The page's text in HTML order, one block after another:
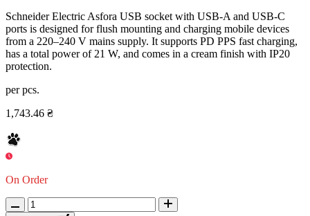
Schneider Electric Asfora USB socket with USB-A and USB-C
ports is designed for flush mounting and charging mobile devices
from a 220–240 V mains supply. It supports PD PPS fast charging,
has a total power of 21 W, and comes in a cream finish with IP20
protection.
per pcs.
1,743.46 ₴
On Order